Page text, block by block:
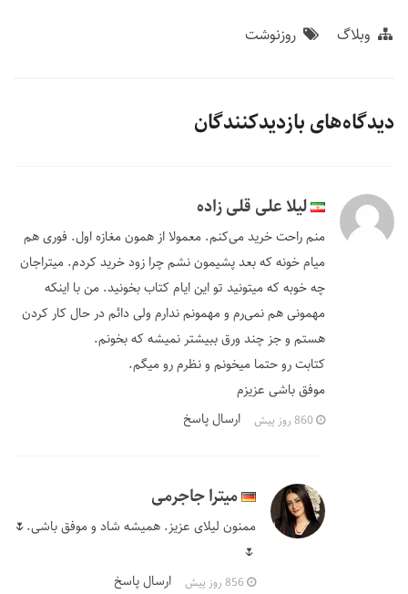
وبلاگ روزنوشت
دیدگاه‌های بازدیدکنندگان
لیلا علی قلی زاده
منم راحت خرید می‌کنم. معمولا از همون مغازه اول. فوری هم
میام خونه که بعد پشیمون نشم چرا زود خرید کردم. میتراجان
چه خوبه که میتونید تو این ایام کتاب بخونید. من با اینکه
مهمونی هم نمی‌رم و مهمونم ندارم ولی دائم در حال کار کردن
هستم و جز چند ورق ببیشتر نمیشه که بخونم.
کتابت رو حتما میخونم و نظرم رو میگم.
موفق باشی عزیزم
ارسال پاسخ
میترا جاجرمی
ممنون لیلای عزیز. همیشه شاد و موفق باشی.🌷
🌷
ارسال پاسخ